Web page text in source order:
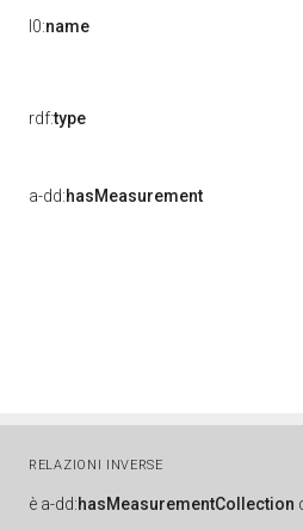
l0:name
rdf:type
a-dd:hasMeasurement
RELAZIONI INVERSE
è a-dd:hasMeasurementCollection